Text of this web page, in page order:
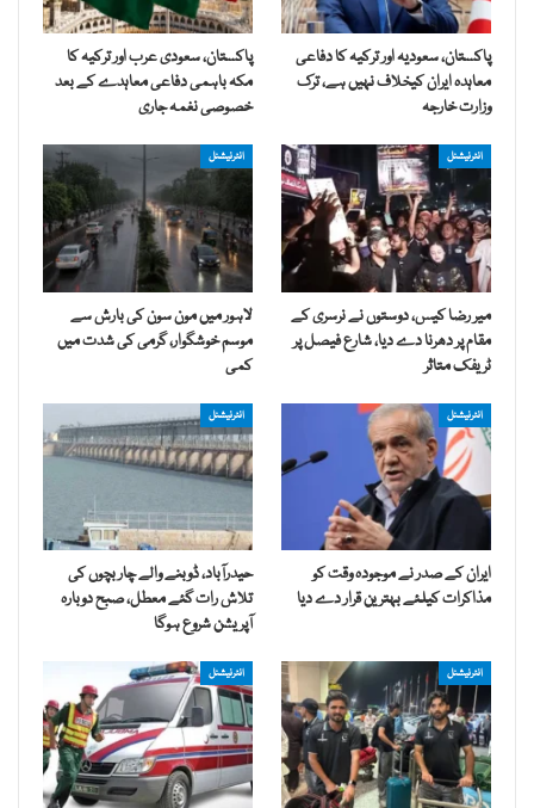
پاکستان، سعودیہ اور ترکیہ کا دفاعی
معاہدہ ایران کیخلاف نہیں ہے، ترک
وزارت خارجہ
پاکستان، سعودی عرب اور ترکیہ کا
مکہ باہمی دفاعی معاہدے کے بعد
خصوصی نغمہ جاری
انٹرنیشنل
میر رضا کیس، دوستوں نے نرسری کے
مقام پر دھرنا دے دیا، شارع فیصل پر
ٹریفک متاثر
انٹرنیشنل
لاہور میں مون سون کی بارش سے
موسم خوشگوار، گرمی کی شدت میں
کمی
انٹرنیشنل
ایران کے صدر نے موجودہ وقت کو
مذاکرات کیلئے بہترین قرار دے دیا
انٹرنیشنل
حیدرآباد، ڈوبنے والے چار بچوں کی
تلاش رات گئے معطل، صبح دوبارہ
آپریشن شروع ہوگا
انٹرنیشنل انٹرنیشنل